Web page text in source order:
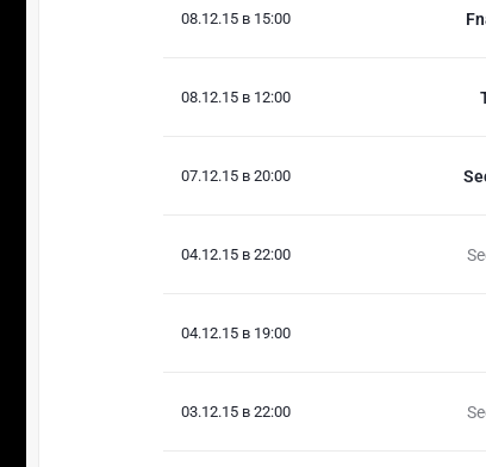
08.12.15 в 15:00
08.12.15 в 12:00
07.12.15 в 20:00
04.12.15 в 22:00
04.12.15 в 19:00
03.12.15 в 22:00